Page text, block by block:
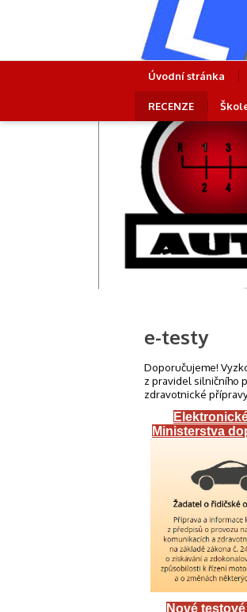
Úvodní stránka
RECENZE
e-testy
Doporučujeme!
z pravidel silničního
zdravotnické
Ministerstva
Nové